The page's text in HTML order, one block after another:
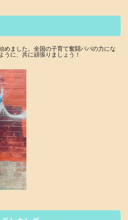
めました。全国の子育て奮闘パパの力にな
うに、共に頑張りましょう！